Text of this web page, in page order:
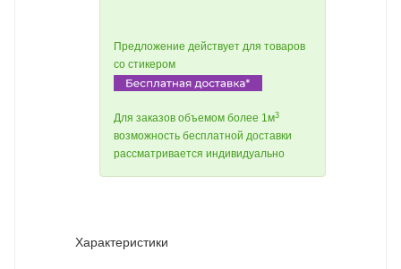
Предложение действует для товаров
со стикером
Для заказов объемом более 1м3
возможность бесплатной доставки
рассматривается индивидуально
Характеристики